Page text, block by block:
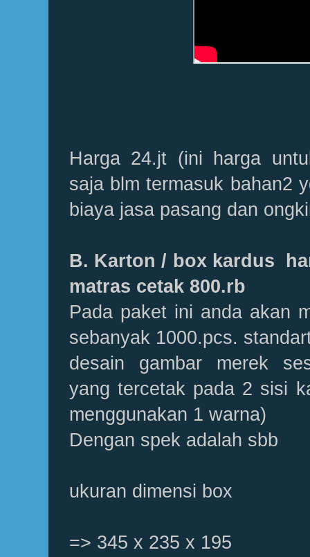
Harga 24.jt (ini harga
saja blm termasuk bahan2
biaya jasa pasang dan
B. Karton / box kardus
matras cetak 800.rb
Pada paket ini anda akan
sebanyak 1000.pcs.
desain gambar merek
yang tercetak pada 2 sisi
menggunakan 1 warna)
Dengan spek adalah sbb
ukuran dimensi box
=> 345 x 235 x 195